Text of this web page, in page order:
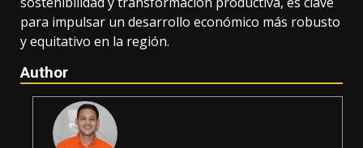
para impulsar un desarrollo económico más robusto
y equitativo en la región.
Author